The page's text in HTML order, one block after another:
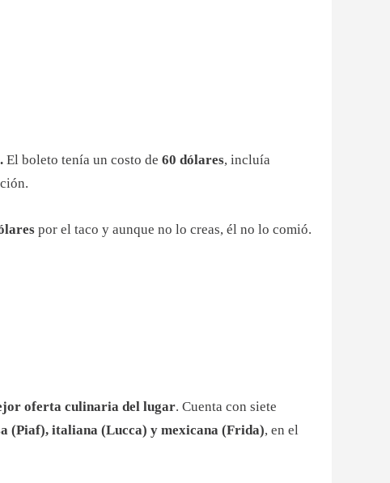
. El boleto tenía un costo de 60 dólares, incluía
por el taco y aunque no lo creas, él no lo comió.
oferta culinaria del lugar. Cuenta con siete
(Piaf), italiana (Lucca) y mexicana (Frida), en el